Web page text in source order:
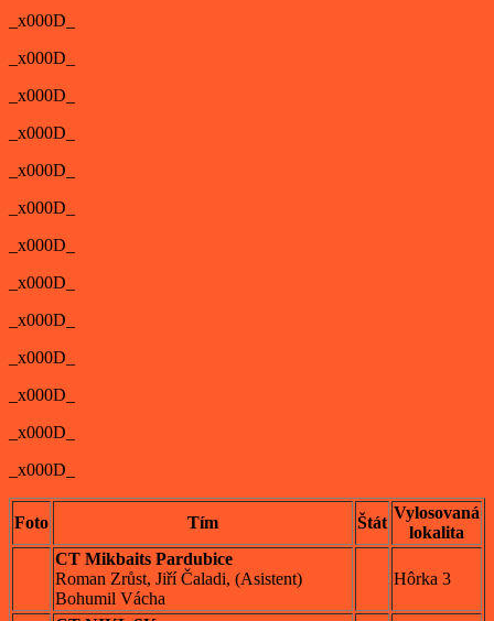
_x000D_
_x000D_
_x000D_
_x000D_
_x000D_
_x000D_
_x000D_
_x000D_
_x000D_
_x000D_
_x000D_
_x000D_
_x000D_
Foto Tím Štát
Vylosovaná
lokalita
CT Mikbaits Pardubice
Roman Zrůst, Jiří Čaladi, (Asistent)
Bohumil Vácha
Hôrka 3